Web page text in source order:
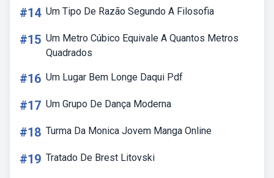
#14 Um Tipo De Razão Segundo A Filosofia
#15 Um Metro Cúbico Equivale A Quantos Metros
Quadrados
#16 Um Lugar Bem Longe Daqui Pdf
#17 Um Grupo De Dança Moderna
#18 Turma Da Monica Jovem Manga Online
#19 Tratado De Brest Litovski